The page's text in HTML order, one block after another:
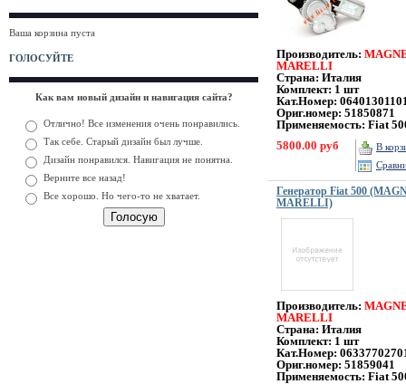
Ваша корзина пуста
ГОЛОСУЙТЕ
Как вам новый дизайн и навигация сайта?
Отлично! Все изменения очень понравились.
Так себе. Старый дизайн был лучше.
Дизайн понравился. Навигация не понятна.
Верните все назад!
Все хорошо. Но чего-то не хватает.
Производитель:
MARELLI
Страна: Италия
Комплект: 1 шт
Кат.Номер:
Ориг.номер: 51850871
Применяемость: Fiat
5800.00 руб
В
Генератор Fiat 500
MARELLI)
Производитель:
MARELLI
Страна: Италия
Комплект: 1 шт
Кат.Номер:
Ориг.номер: 51859041
Применяемость: Fiat